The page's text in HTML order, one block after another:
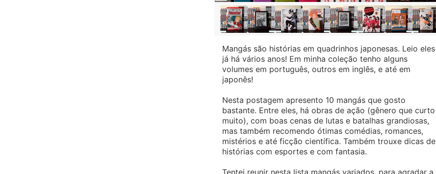
Mangás são histórias em quadrinhos japonesas. Leio eles
já há vários anos! Em minha coleção tenho alguns
volumes em português, outros em inglês, e até em
japonês!
Nesta postagem apresento 10 mangás que gosto
bastante. Entre eles, há obras de ação (gênero que curto
muito), com boas cenas de lutas e batalhas grandiosas,
mas também recomendo ótimas comédias, romances,
mistérios e até ficção científica. Também trouxe dicas de
histórias com esportes e com fantasia.
Tentei reunir nesta lista mangás variados, para agradar a